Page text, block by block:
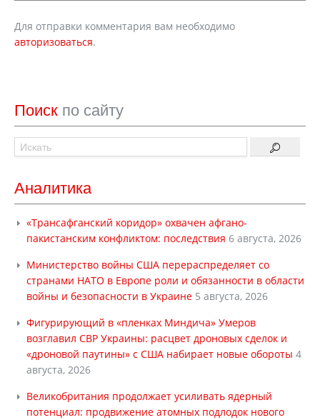
Для отправки комментария вам необходимо
авторизоваться.
Поиск по сайту
Аналитика
«Трансафганский коридор» охвачен афгано-
пакистанским конфликтом: последствия 6 августа, 2026
Министерство войны США перераспределяет со
странами НАТО в Европе роли и обязанности в области
войны и безопасности в Украине 5 августа, 2026
Фигурирующий в «пленках Миндича» Умеров
возглавил СВР Украины: расцвет дроновых сделок и
«дроновой паутины» с США набирает новые обороты 4
августа, 2026
Великобритания продолжает усиливать ядерный
потенциал: продвижение атомных подлодок нового